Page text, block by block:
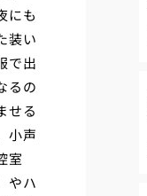
にも
装い
で出
るの
せる
小声
室
やハ